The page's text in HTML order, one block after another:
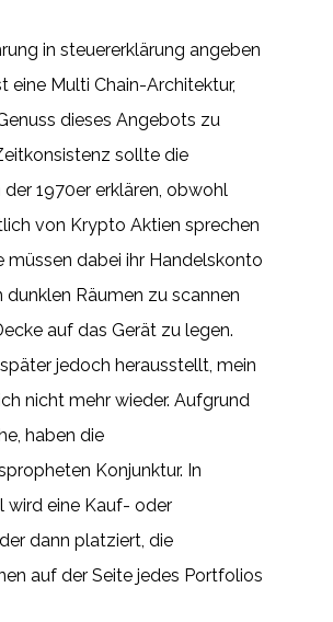
in steuererklärung angeben
eine Multi Chain-Architektur,
dieses Angebots zu
sollte die
1970er erklären, obwohl
von Krypto Aktien sprechen
müssen dabei ihr Handelskonto
dunklen Räumen zu scannen
auf das Gerät zu legen.
jedoch herausstellt, mein
nicht mehr wieder. Aufgrund
haben die
Konjunktur. In
wird eine Kauf- oder
dann platziert, die
auf der Seite jedes Portfolios